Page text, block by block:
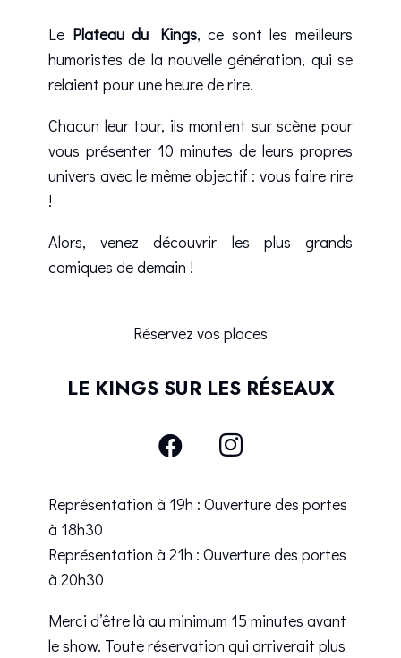
Le Plateau du Kings, ce sont les meilleurs
humoristes de la nouvelle génération, qui se
relaient pour une heure de rire.
Chacun leur tour, ils montent sur scène pour
vous présenter 10 minutes de leurs propres
univers avec le même objectif : vous faire rire
!
Alors, venez découvrir les plus grands
comiques de demain !
Réservez vos places
LE KINGS SUR LES RÉSEAUX
Représentation à 19h : Ouverture des portes
à 18h30
Représentation à 21h : Ouverture des portes
à 20h30
Merci d’être là au minimum 15 minutes avant
le show. Toute réservation qui arriverait plus